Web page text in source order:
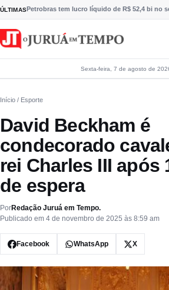
Pular para o conteúdo
ÚLTIMASPetrobras tem lucro líquido de R$ 52,4 bi no
Sexta-feira, 7 de agosto de
Início / Esporte
David Beckham é
condecorado
rei Charles III após
de espera
PorRedação Juruá em Tempo.
Publicado em 4 de novembro de 2025 às 8:59 am
Facebook WhatsApp X